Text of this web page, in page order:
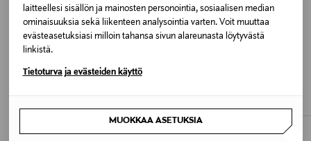
laitteellesi sisällön ja mainosten personointia, sosiaalisen median
ominaisuuksia sekä liikenteen analysointia varten. Voit muuttaa
evästeasetuksiasi milloin tahansa sivun alareunasta löytyvästä
linkistä.
Tietoturva ja evästeiden käyttö
MUOKKAA ASETUKSIA
Valmistusmaa
Kiina
Valmistajan tuotenumero
NAME IT